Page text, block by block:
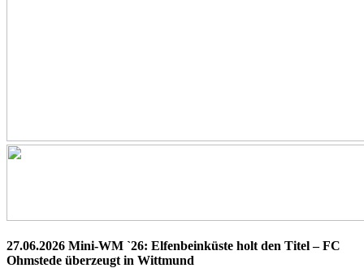
27.06.2026 Mini-WM `26: Elfenbeinküste holt den Titel – FC
Ohmstede überzeugt in Wittmund